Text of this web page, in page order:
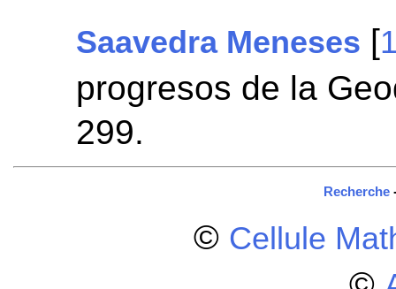
Saavedra Meneses [
progresos de la
299.
Recherche
© Cellule